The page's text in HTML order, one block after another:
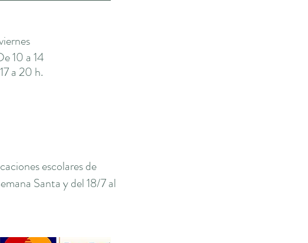
10 a 14
a 20 h.
escolares de
Santa y del 18/7 al